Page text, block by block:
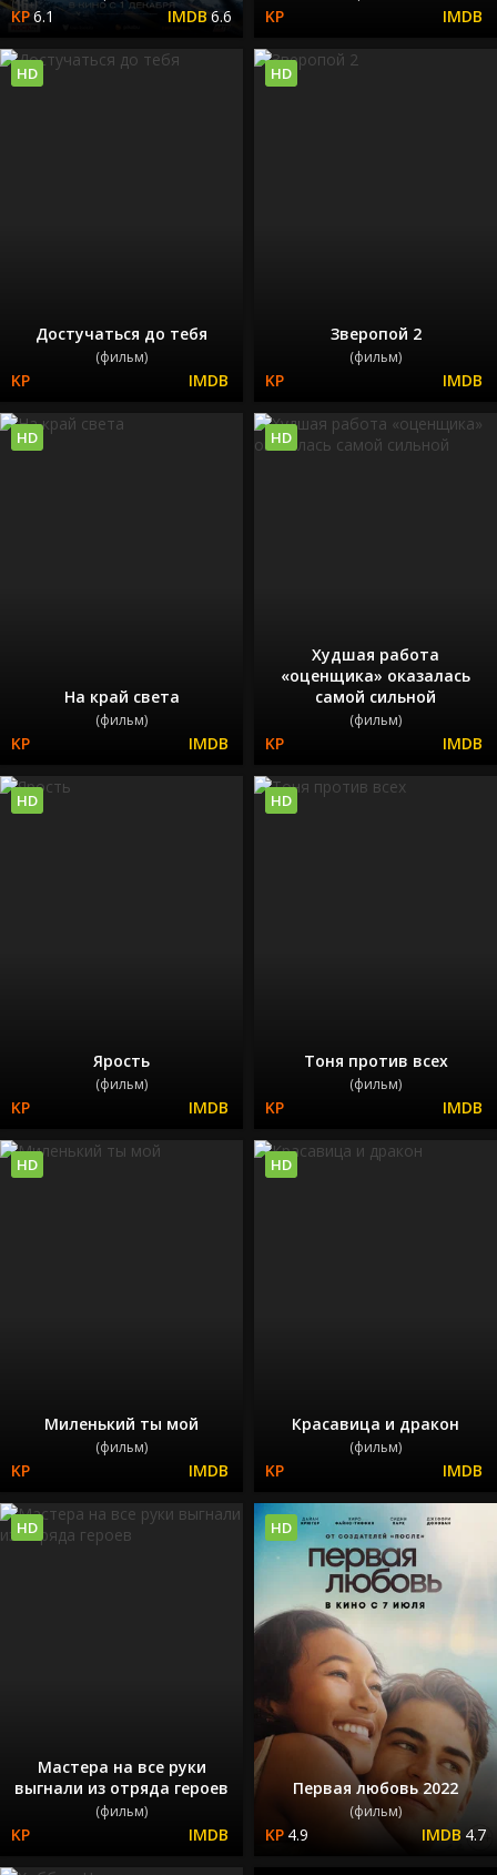
6.1 6.6
Достучаться до тебя
(фильм)
HD
Зверопой 2
(фильм)
HD
На край света
(фильм)
HD
Худшая работа
«оценщика» оказалась
самой сильной
(фильм)
HD
Ярость
(фильм)
HD
Тоня против всех
(фильм)
HD
Миленький ты мой
(фильм)
HD
Красавица и дракон
(фильм)
HD
Мастера на все руки
выгнали из отряда героев
(фильм)
HD
Первая любовь 2022
(фильм)
4.9 4.7
HD